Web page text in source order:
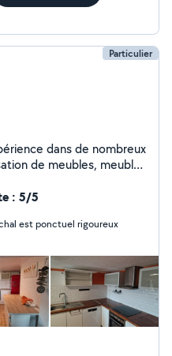
Particulier
dans de nombreux
de meubles, meubles
clôtures. Un esprit
très attention aux
détails ».Ponctuel,
qualité/prix.
pas de problèmes,
: 5/5